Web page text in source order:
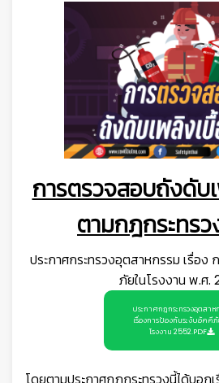
การตรวจสอบถังดับ
ตามกฎกระทร
ประกาศกระทรวงอุตสาหกรรม เรื่อง
ภัยในโรงงาน พ.ศ.
ประกาศกฎกระทรวงอุตสาห
เรื่องการป้องกันระงับอัคคีภั
โรงงาน 2552.PDF